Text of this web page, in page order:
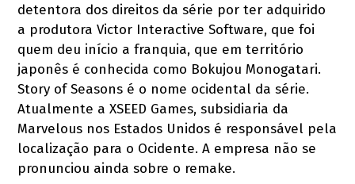
detentora dos direitos da série por ter adquirido
a produtora Victor Interactive Software, que foi
quem deu início a franquia, que em território
japonês é conhecida como Bokujou Monogatari.
Story of Seasons é o nome ocidental da série.
Atualmente a XSEED Games, subsidiaria da
Marvelous nos Estados Unidos é responsável pela
localização para o Ocidente. A empresa não se
pronunciou ainda sobre o remake.